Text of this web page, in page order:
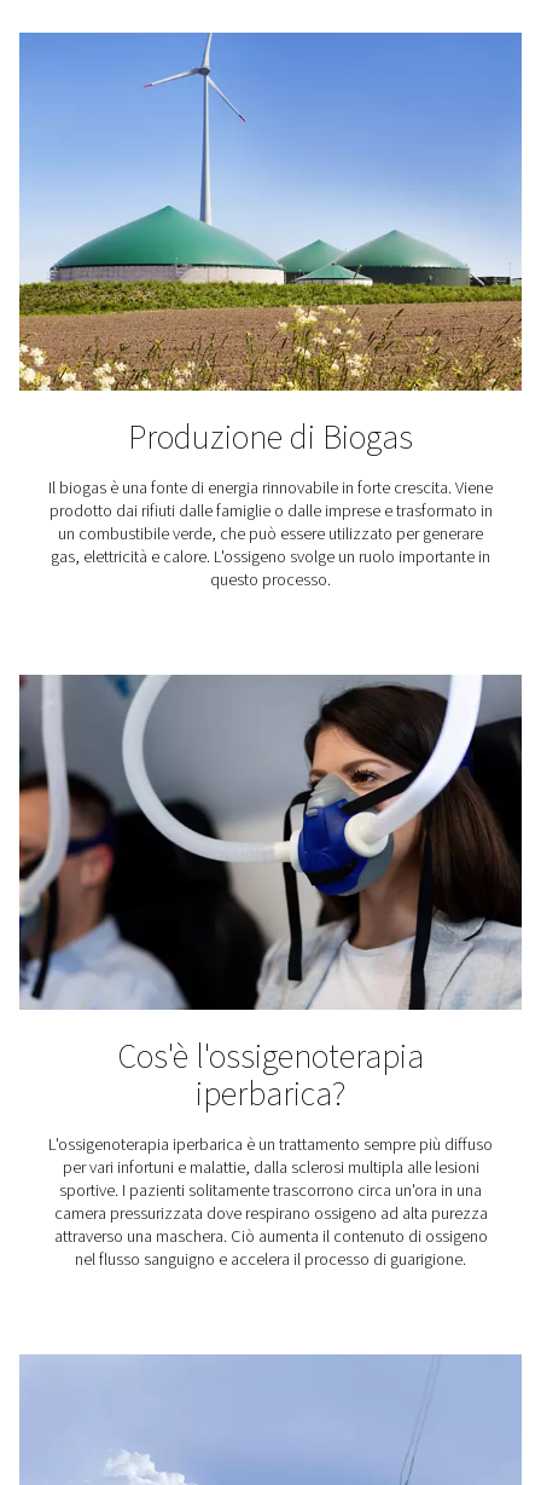
cose, per la protezione di sostanze e processi
spurgo e la copertura, la taratura e la
Saldatura PCB
Le schede a circuito stampato (PCB) sono la
dell'elettronica moderna e la saldatura di alta
fondamentale per le loro prestazioni. Con la serie
Pneumatech è possibile produrre il proprio azoto
un'atmosfera inerte che previene l'ossidazione e
risultati di saldatura superiori.
Polimerizzazione UV